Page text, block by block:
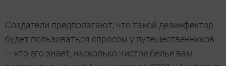
Создатели предполагают, что такой дезинфектор
будет пользоваться спросом у путешественников
— кто его знает, насколько чистое белье вам